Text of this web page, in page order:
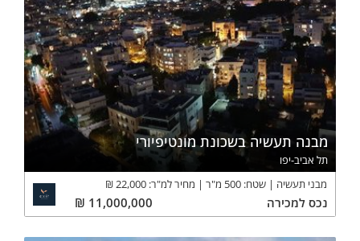
מבנה תעשיה בשכונת מונטיפיורי
תל אביב-יפו
מבני תעשיה
שטח: 500 מ"ר מחיר למ"ר: 22,000
₪
נכס למכירה 11,000,000
₪